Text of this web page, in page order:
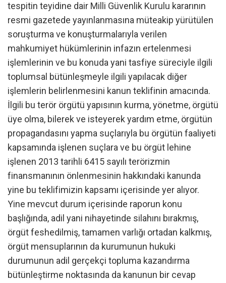
tespitin teyidine dair Milli Güvenlik Kurulu kararının
resmi gazetede yayınlanmasına müteakip yürütülen
soruşturma ve konuşturmalarıyla verilen
mahkumiyet hükümlerinin infazın ertelenmesi
işlemlerinin ve bu konuda yani tasfiye süreciyle ilgili
toplumsal bütünleşmeyle ilgili yapılacak diğer
işlemlerin belirlenmesini kanun teklifinin amacında.
İlgili bu terör örgütü yapısının kurma, yönetme, örgütü
üye olma, bilerek ve isteyerek yardım etme, örgütün
propagandasını yapma suçlarıyla bu örgütün faaliyeti
kapsamında işlenen suçlara ve bu örgüt lehine
işlenen 2013 tarihli 6415 sayılı terörizmin
finansmanının önlenmesinin hakkındaki kanunda
yine bu teklifimizin kapsamı içerisinde yer alıyor.
Yine mevcut durum içerisinde raporun konu
başlığında, adil yani nihayetinde silahını bırakmış,
örgüt feshedilmiş, tamamen varlığı ortadan kalkmış,
örgüt mensuplarının da kurumunun hukuki
durumunun adil gerçekçi topluma kazandırma
bütünleştirme noktasında da kanunun bir cevap